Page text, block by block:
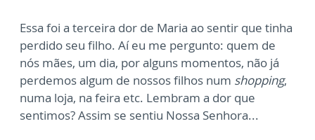
Essa foi a terceira dor de Maria ao sentir que tinha
perdido seu filho. Aí eu me pergunto: quem de
nós mães, um dia, por alguns momentos, não já
perdemos algum de nossos filhos num shopping,
numa loja, na feira etc. Lembram a dor que
sentimos? Assim se sentiu Nossa Senhora...